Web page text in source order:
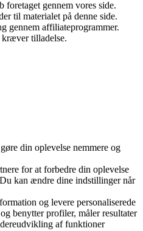
gennem vores side.
til materialet på denne side.
gennem affiliateprogrammer.
tilladelse.
din oplevelse nemmere og
for at forbedre din oplevelse
kan ændre dine indstillinger når
og levere personaliserede
benytter profiler, måler resultater
af funktioner